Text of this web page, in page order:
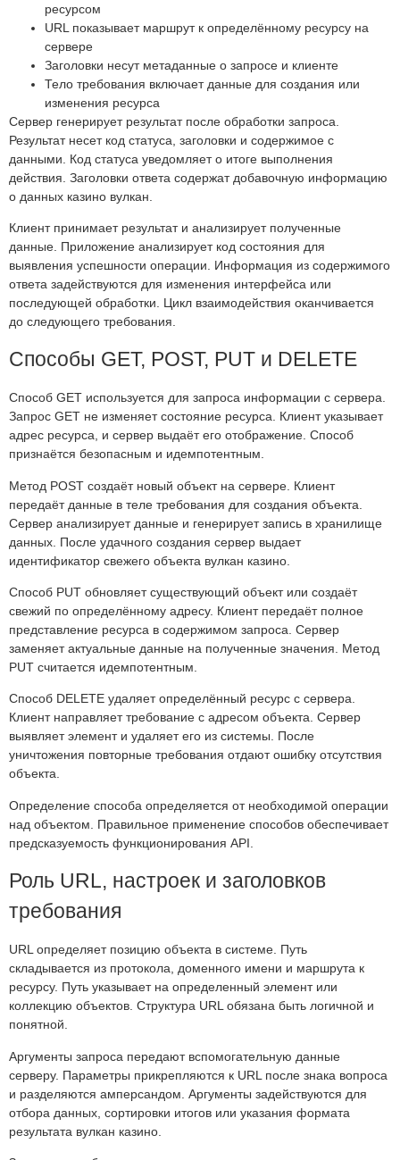
ресурсом
URL показывает маршрут к определённому ресурсу на
сервере
Заголовки несут метаданные о запросе и клиенте
Тело требования включает данные для создания или
изменения ресурса
Сервер генерирует результат после обработки запроса.
Результат несет код статуса, заголовки и содержимое с
данными. Код статуса уведомляет о итоге выполнения
действия. Заголовки ответа содержат добавочную информацию
о данных казино вулкан.
Клиент принимает результат и анализирует полученные
данные. Приложение анализирует код состояния для
выявления успешности операции. Информация из содержимого
ответа задействуются для изменения интерфейса или
последующей обработки. Цикл взаимодействия оканчивается
до следующего требования.
Способы GET, POST, PUT и DELETE
Способ GET используется для запроса информации с сервера.
Запрос GET не изменяет состояние ресурса. Клиент указывает
адрес ресурса, и сервер выдаёт его отображение. Способ
признаётся безопасным и идемпотентным.
Метод POST создаёт новый объект на сервере. Клиент
передаёт данные в теле требования для создания объекта.
Сервер анализирует данные и генерирует запись в хранилище
данных. После удачного создания сервер выдает
идентификатор свежего объекта вулкан казино.
Способ PUT обновляет существующий объект или создаёт
свежий по определённому адресу. Клиент передаёт полное
представление ресурса в содержимом запроса. Сервер
заменяет актуальные данные на полученные значения. Метод
PUT считается идемпотентным.
Способ DELETE удаляет определённый ресурс с сервера.
Клиент направляет требование с адресом объекта. Сервер
выявляет элемент и удаляет его из системы. После
уничтожения повторные требования отдают ошибку отсутствия
объекта.
Определение способа определяется от необходимой операции
над объектом. Правильное применение способов обеспечивает
предсказуемость функционирования API.
Роль URL, настроек и заголовков
требования
URL определяет позицию объекта в системе. Путь
складывается из протокола, доменного имени и маршрута к
ресурсу. Путь указывает на определенный элемент или
коллекцию объектов. Структура URL обязана быть логичной и
понятной.
Аргументы запроса передают вспомогательную данные
серверу. Параметры прикрепляются к URL после знака вопроса
и разделяются амперсандом. Аргументы задействуются для
отбора данных, сортировки итогов или указания формата
результата вулкан казино.